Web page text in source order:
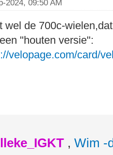
2024, 09:50 AM
wel de 700c-
"houten versie":
velopage.com/card/
, Wim -